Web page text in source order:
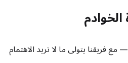
موارد مخصصة ووصول root — مع فريقنا يتولى ما لا تريد الاهتمام